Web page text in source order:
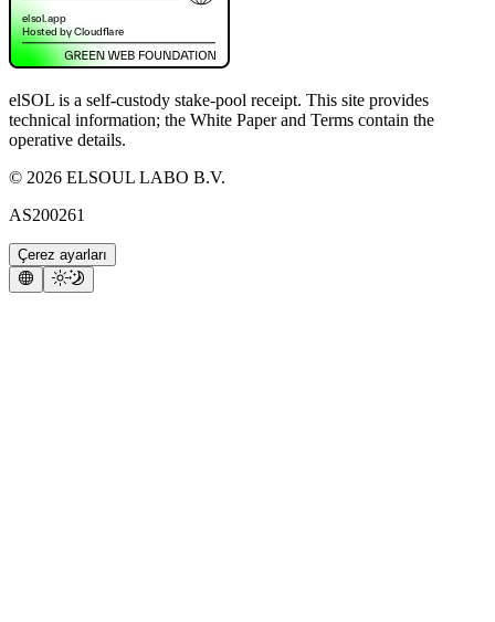
elSOL is a self-custody stake-pool receipt. This site provides
technical information; the White Paper and Terms contain the
operative details.
© 2026 ELSOUL LABO B.V.
AS200261
Çerez ayarları